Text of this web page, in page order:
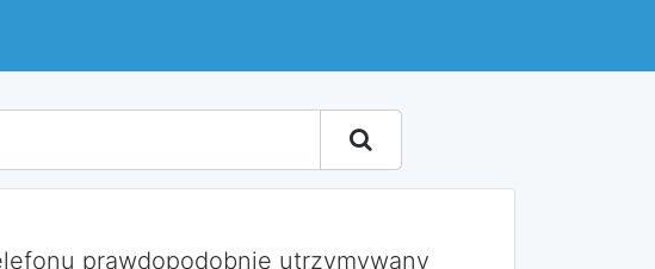
prawdopodobnie utrzymywany